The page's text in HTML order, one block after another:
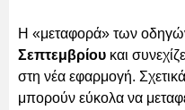
Η «μεταφορά» των
Σεπτεμβρίου και
στη νέα εφαρμογή.
μπορούν εύκολα να